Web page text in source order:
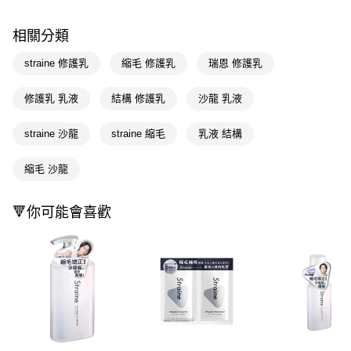
Google Pay
相關說明
便利好安心！
２．便利：只要手機號碼，簡訊認證，即可結帳。
【「AFTEE先享後付」結帳流程】
結帳頁面，進行簡訊認證並確認金額後，即可完成結帳。
２．訂單成立數日內，您將收到繳費通知簡訊。
３．收到繳費通知簡訊後14天內，點擊此簡訊中的連結，可透過四大超商／
ATM／網路銀行／等多元方式進行付款，方視為交易完成。
※ 請注意：結帳手續完成當下不需立刻繳費，但若您需要取消訂單，請聯絡
購買商品的店家。未經商家同意取消之訂單仍視為有效，需透過AFTEE先享
後付繳納相關費用。
※ 交易是否成功請以「AFTEE先享後付 」之結帳頁面顯示為準，若有關於
每筆NT$65，滿NT$390(含以上)免運費
付款後全家取貨
每筆NT$65，滿NT$390(含以上)免運費
萊爾富取貨付款
每筆NT$65，滿NT$490(含以上)免運費
付款後萊爾富取貨
相關分類
straine 修護乳 縮毛 修護乳 瑞恩 修護乳
修護乳 乳液 結構 修護乳 沙龍 乳液
straine 沙龍 straine 縮毛 乳液 結構
縮毛 沙龍
🔻你可能會喜歡